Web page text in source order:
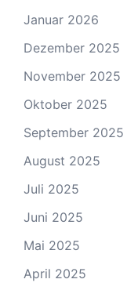
Januar 2026
Dezember 2025
November 2025
Oktober 2025
September 2025
August 2025
Juli 2025
Juni 2025
Mai 2025
April 2025